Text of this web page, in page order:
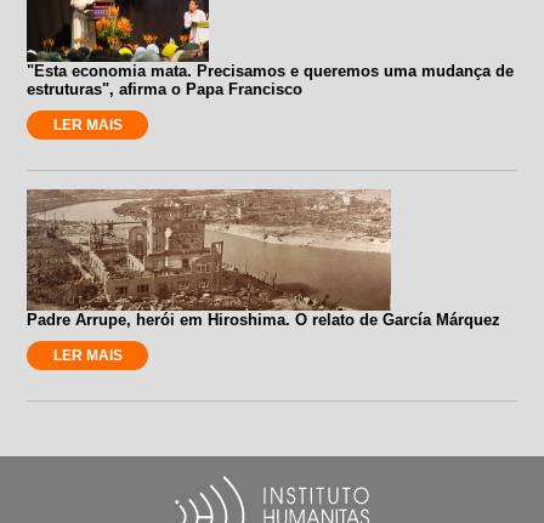
"Esta economia mata. Precisamos e queremos uma mudança de
estruturas", afirma o Papa Francisco
LER MAIS
Padre Arrupe, herói em Hiroshima. O relato de García Márquez
LER MAIS